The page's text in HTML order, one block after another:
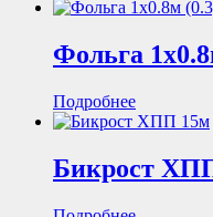
Фольга
Подробнее
Бикрост